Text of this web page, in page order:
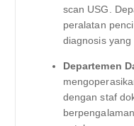
scan USG.
peralatan
diagnosis yang
Departemen
dengan staf